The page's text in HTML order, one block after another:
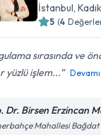
İstanbul,
5 (4
sırasında ve
yüzlü işlem...
Devamı
Dr. Birsen Erzincan
Mahallesi